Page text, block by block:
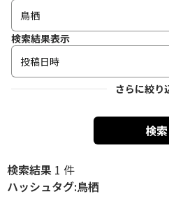
検索結果表示
投稿日時
さらに絞り
検索
検索結果 1 件
ハッシュタグ:鳥栖